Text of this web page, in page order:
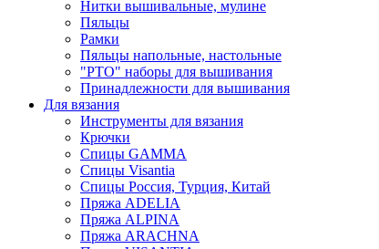
Нитки вышивальные, мулине
Пяльцы
Рамки
Пяльцы напольные, настольные
"РТО" наборы для вышивания
Принадлежности для вышивания
Для вязания
Инструменты для вязания
Крючки
Спицы GAMMA
Спицы Visantia
Спицы Россия, Турция, Китай
Пряжа ADELIA
Пряжа ALPINA
Пряжа ARACHNA